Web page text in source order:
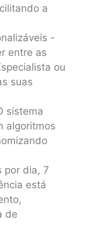
a
-
entre as
ou
suas
sistema
algoritmos
por dia, 7
está
de